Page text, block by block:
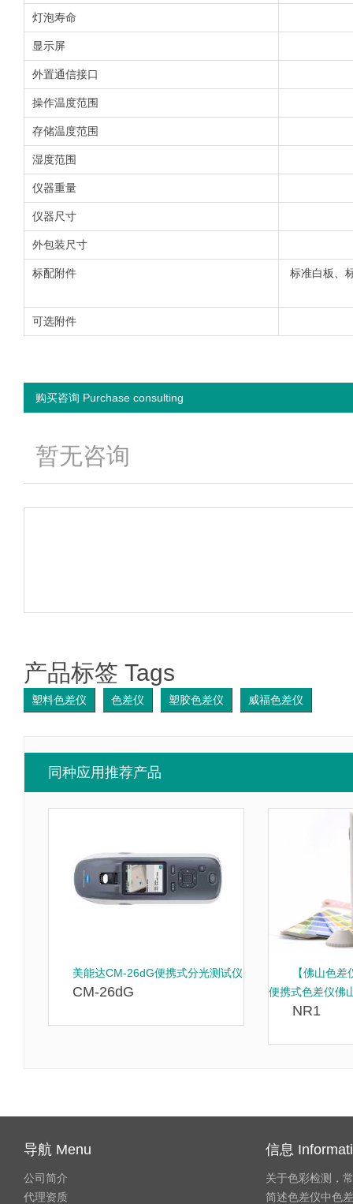
灯泡寿命
显示屏
外置通信接口
操作温度范围
存储温度范围
湿度范围
仪器重量
仪器尺寸
外包装尺寸
标配附件 标准白板、
可选附件
购买咨询 Purchase consulting
暂无咨询
产品标签 Tags
塑料色差仪 色差仪 塑胶色差仪 威福色差仪
同种应用推荐产品
美能达CM-26dG便携式分光测试仪
CM-26dG
【佛山色
便携式色差仪佛
NR1
导航 Menu
公司简介
代理资质
信息
关于色彩检测，
简述色差仪中色